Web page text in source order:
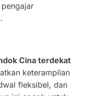
Cina terdekat
keterampilan
fleksibel, dan